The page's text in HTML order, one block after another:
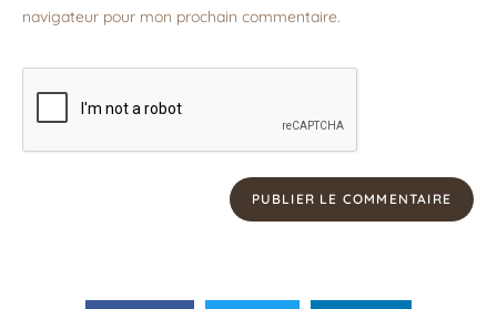
navigateur pour mon prochain commentaire.